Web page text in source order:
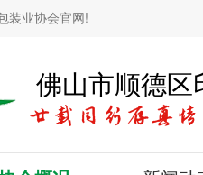
装业协会官网!
佛山市顺德